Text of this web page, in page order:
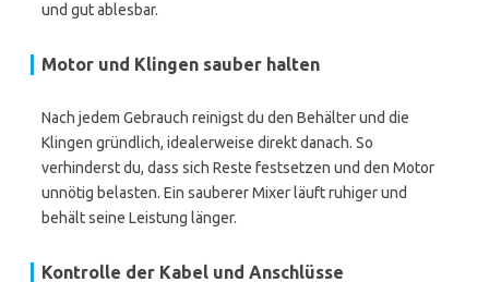
und gut ablesbar.
Motor und Klingen sauber halten
Nach jedem Gebrauch reinigst du den Behälter und die
Klingen gründlich, idealerweise direkt danach. So
verhinderst du, dass sich Reste festsetzen und den Motor
unnötig belasten. Ein sauberer Mixer läuft ruhiger und
behält seine Leistung länger.
Kontrolle der Kabel und Anschlüsse